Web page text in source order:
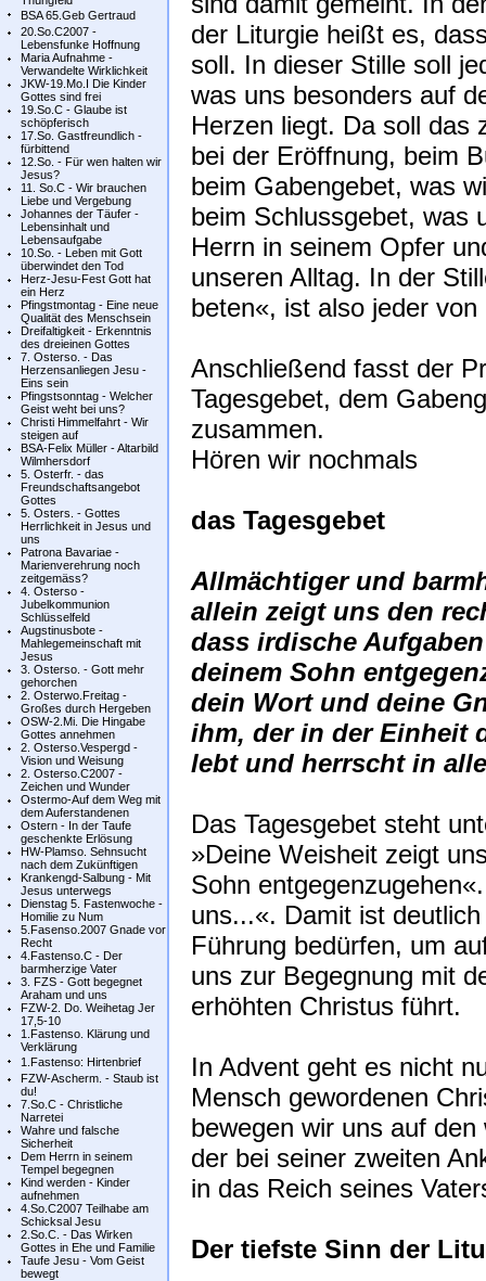
BSA 65.Geb Gertraud
20.So.C2007 -
Lebensfunke Hoffnung
Maria Aufnahme -
Verwandelte Wirklichkeit
JKW-19.Mo.I Die Kinder
Gottes sind frei
19.So.C - Glaube ist
schöpferisch
17.So. Gastfreundlich -
fürbittend
12.So. - Für wen halten wir
Jesus?
11. So.C - Wir brauchen
Liebe und Vergebung
Johannes der Täufer -
Lebensinhalt und
Lebensaufgabe
10.So. - Leben mit Gott
überwindet den Tod
Herz-Jesu-Fest Gott hat
ein Herz
Pfingstmontag - Eine neue
Qualität des Menschsein
Dreifaltigkeit - Erkenntnis
des dreieinen Gottes
7. Osterso. - Das
Herzensanliegen Jesu -
Eins sein
Pfingstsonntag - Welcher
Geist weht bei uns?
Christi Himmelfahrt - Wir
steigen auf
BSA-Felix Müller - Altarbild
Wilmhersdorf
5. Osterfr. - das
Freundschaftsangebot
Gottes
5. Osters. - Gottes
Herrlichkeit in Jesus und
uns
Patrona Bavariae -
Marienverehrung noch
zeitgemäss?
4. Osterso -
Jubelkommunion
Schlüsselfeld
Augstinusbote -
Mahlegemeinschaft mit
Jesus
3. Osterso. - Gott mehr
gehorchen
2. Osterwo.Freitag -
Großes durch Hergeben
OSW-2.Mi. Die Hingabe
Gottes annehmen
2. Osterso.Vespergd -
Vision und Weisung
2. Osterso.C2007 -
Zeichen und Wunder
Ostermo-Auf dem Weg mit
dem Auferstandenen
Ostern - In der Taufe
geschenkte Erlösung
HW-Plamso. Sehnsucht
nach dem Zukünftigen
Krankengd-Salbung - Mit
Jesus unterwegs
Dienstag 5. Fastenwoche -
Homilie zu Num
5.Fasenso.2007 Gnade vor
Recht
4.Fastenso.C - Der
barmherzige Vater
3. FZS - Gott begegnet
Araham und uns
FZW-2. Do. Weihetag Jer
17,5-10
1.Fastenso. Klärung und
Verklärung
1.Fastenso: Hirtenbrief
FZW-Ascherm. - Staub ist
du!
7.So.C - Christliche
Narretei
Wahre und falsche
Sicherheit
Dem Herrn in seinem
Tempel begegnen
Kind werden - Kinder
aufnehmen
4.So.C2007 Teilhabe am
Schicksal Jesu
2.So.C. - Das Wirken
Gottes in Ehe und Familie
Taufe Jesu - Vom Geist
bewegt
der Liturgie heißt es,
soll. In dieser Stille soll
was uns besonders auf
Herzen liegt. Da soll das
bei der Eröffnung, beim
beim Gabengebet, was
beim Schlussgebet, was
Herrn in seinem Opfer
unseren Alltag. In der
beten«, ist also jeder
Anschließend fasst der
Tagesgebet, dem
zusammen.
Hören wir nochmals
das Tagesgebet
Allmächtiger und
allein zeigt uns den
dass irdische
deinem Sohn
dein Wort und deine
ihm, der in der Einheit
lebt und herrscht in
Das Tagesgebet steht
»Deine Weisheit zeigt
Sohn
uns...«. Damit ist
Führung bedürfen, um
uns zur Begegnung mit
erhöhten Christus führt.
In Advent geht es nicht
Mensch gewordenen
bewegen wir uns auf
der bei seiner zweiten
in das Reich seines
Der tiefste Sinn der